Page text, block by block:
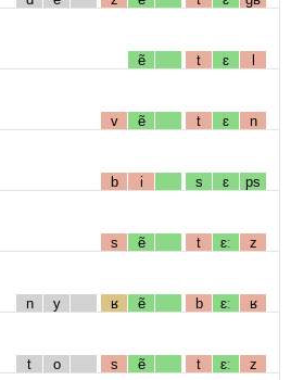
ẽ t ɛ l
v ẽ t ɛ n
b i s ɛ ps
s ẽ t ɛː z
n y ʁ ẽ b ɛː ʁ
t o s ẽ t ɛː z